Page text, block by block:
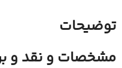
توضیحات
مشخصات و نقد و